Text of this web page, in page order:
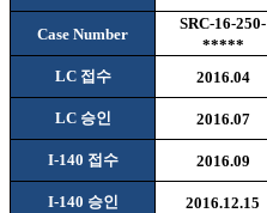
Case Number
SRC-16-250-
*****
LC 접수 2016.04
LC 승인 2016.07
I-140 접수 2016.09
I-140 승인 2016.12.15